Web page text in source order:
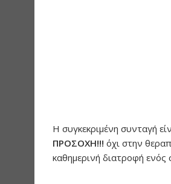
Η συγκεκριμένη συνταγή
ΠΡΟΣΟΧΗ!!! όχι στην
καθημερινή διατροφή ενός